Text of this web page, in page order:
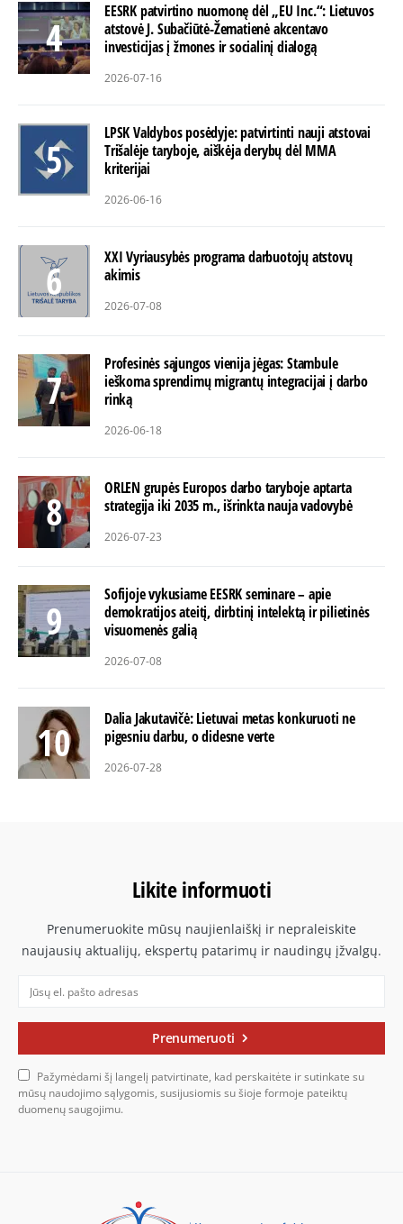
EESRK patvirtino nuomonę dėl „EU Inc.“: Lietuvos
atstovė J. Subačiūtė-Žematienė akcentavo
investicijas į žmones ir socialinį dialogą
2026-07-16
LPSK Valdybos posėdyje: patvirtinti nauji atstovai
Trišalėje taryboje, aiškėja derybų dėl MMA
kriterijai
2026-06-16
XXI Vyriausybės programa darbuotojų atstovų
akimis
2026-07-08
Profesinės sąjungos vienija jėgas: Stambule
ieškoma sprendimų migrantų integracijai į darbo
rinką
2026-06-18
ORLEN grupės Europos darbo taryboje aptarta
strategija iki 2035 m., išrinkta nauja vadovybė
2026-07-23
Sofijoje vykusiame EESRK seminare – apie
demokratijos ateitį, dirbtinį intelektą ir pilietinės
visuomenės galią
2026-07-08
Dalia Jakutavičė: Lietuvai metas konkuruoti ne
pigesniu darbu, o didesne verte
2026-07-28
Likite informuoti
Prenumeruokite mūsų naujienlaiškį ir nepraleiskite
naujausių aktualijų, ekspertų patarimų ir naudingų įžvalgų.
Prenumeruoti
Pažymėdami šį langelį patvirtinate, kad perskaitėte ir sutinkate su
mūsų naudojimo sąlygomis, susijusiomis su šioje formoje pateiktų
duomenų saugojimu.